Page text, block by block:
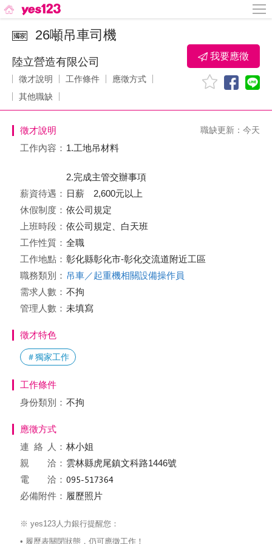
26噸吊車司機
陸立營造有限公司
徵才說明 工作條件
應徵方式
其他職缺
我要應徵
徵才說明 職缺更新：今天
工作內容： 1.工地吊材料
2.完成主管交辦事項
薪資待遇： 日薪 2,600元以上
休假制度： 依公司規定
上班時段： 依公司規定、白天班
工作性質： 全職
工作地點： 彰化縣彰化市-彰化交流道附近工區
職務類別： 吊車／起重機相關設備操作員
需求人數： 不拘
管理人數： 未填寫
徵才特色
＃獨家工作
工作條件
身份類別： 不拘
應徵方式
連絡
人： 林小姐
親 洽： 雲林縣虎尾鎮文科路1446號
電 洽：
必備附件： 履歷照片
※ yes123人力銀行提醒您：
• 履歷表關閉狀態，仍可應徵工作！